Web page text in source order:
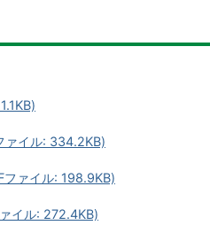
ァイル: 334.2KB)
ァイル: 198.9KB)
イル: 272.4KB)